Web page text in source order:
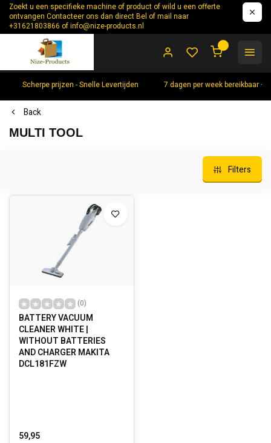
Zoekt u een specifieke machine of product of wild u een offerte
ontvangen Contacteer ons dan direct Bel of mail naar
+31621803866 ofinfo@nize-products.nl
Scherpe prijzen - Snelle Levertijden 7 dagen per week bereikbaar
Back
MULTI TOOL
Filters
(0)
BATTERY VACUUM
CLEANER WHITE |
WITHOUT BATTERIES
AND CHARGER MAKITA
DCL181FZW
59,95